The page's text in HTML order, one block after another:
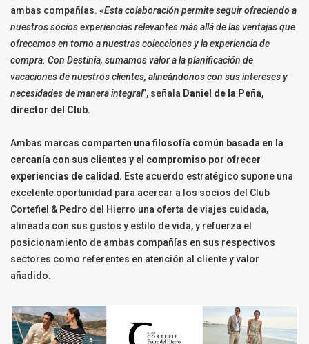
ambas compañías. «Esta colaboración permite seguir ofreciendo a
nuestros socios experiencias relevantes más allá de las ventajas que
ofrecemos en torno a nuestras colecciones y la experiencia de
compra. Con Destinia, sumamos valor a la planificación de
vacaciones de nuestros clientes, alineándonos con sus intereses y
necesidades de manera integral”, señala Daniel de la Peña,
director del Club.
Ambas marcas comparten una filosofía común basada en la
cercanía con sus clientes y el compromiso por ofrecer
experiencias de calidad. Este acuerdo estratégico supone una
excelente oportunidad para acercar a los socios del Club
Cortefiel & Pedro del Hierro una oferta de viajes cuidada,
alineada con sus gustos y estilo de vida, y refuerza el
posicionamiento de ambas compañías en sus respectivos
sectores como referentes en atención al cliente y valor
añadido.